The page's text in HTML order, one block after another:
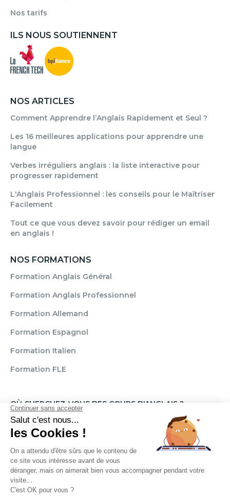
Nos tarifs
ILS NOUS SOUTIENNENT
NOS ARTICLES
Comment Apprendre l’Anglais Rapidement et Seul ?
Les 16 meilleures applications pour apprendre une
langue
Verbes irréguliers anglais : la liste interactive pour
progresser rapidement
L'Anglais Professionnel : les conseils pour le Maîtriser
Facilement
Tout ce que vous devez savoir pour rédiger un email
en anglais !
NOS FORMATIONS
Formation Anglais Général
Formation Anglais Professionnel
Formation Allemand
Formation Espagnol
Formation Italien
Formation FLE
OÙ CHERCHEZ-VOUS DES COURS D'ANGLAIS ?
ParisMarseilleLille Grenoble
Angers
NarbonneRouenAix-en-Provence Montpellier
Lyon
ToulouseNiceRennesNantesBrignais
Brest